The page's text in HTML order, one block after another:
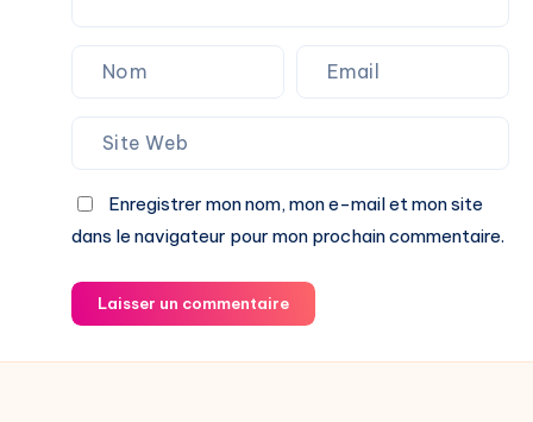
Enregistrer mon nom, mon e-mail et mon site
dans le navigateur pour mon prochain commentaire.
Laisser un commentaire